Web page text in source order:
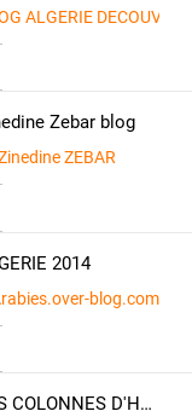
ALGERIE DECOUVERTE
Zebar blog
ZEBAR
2014
blog.com
LES COLONNES D'HERCULE